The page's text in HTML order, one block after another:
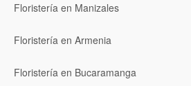
Floristería en Manizales
Floristería en Armenia
Floristería en Bucaramanga